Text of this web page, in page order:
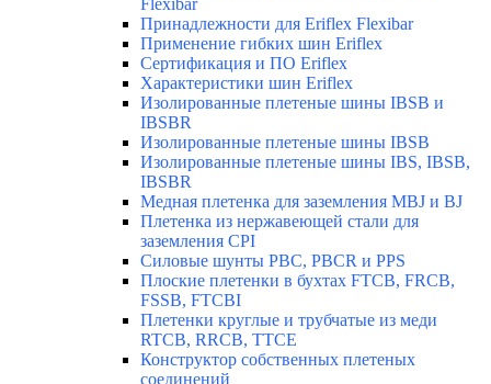
Flexibar
Принадлежности для Eriflex Flexibar
Применение гибких шин Eriflex
Сертификация и ПО Eriflex
Характеристики шин Eriflex
Изолированные плетеные шины IBSB и
IBSBR
Изолированные плетеные шины IBSB
Изолированные плетеные шины IBS, IBSB,
IBSBR
Медная плетенка для заземления MBJ и BJ
Плетенка из нержавеющей стали для
заземления CPI
Силовые шунты PBC, PBCR и PPS
Плоские плетенки в бухтах FTCB, FRCB,
FSSB, FTCBI
Плетенки круглые и трубчатые из меди
RTCB, RRCB, TTCE
Конструктор собственных плетеных
соединений